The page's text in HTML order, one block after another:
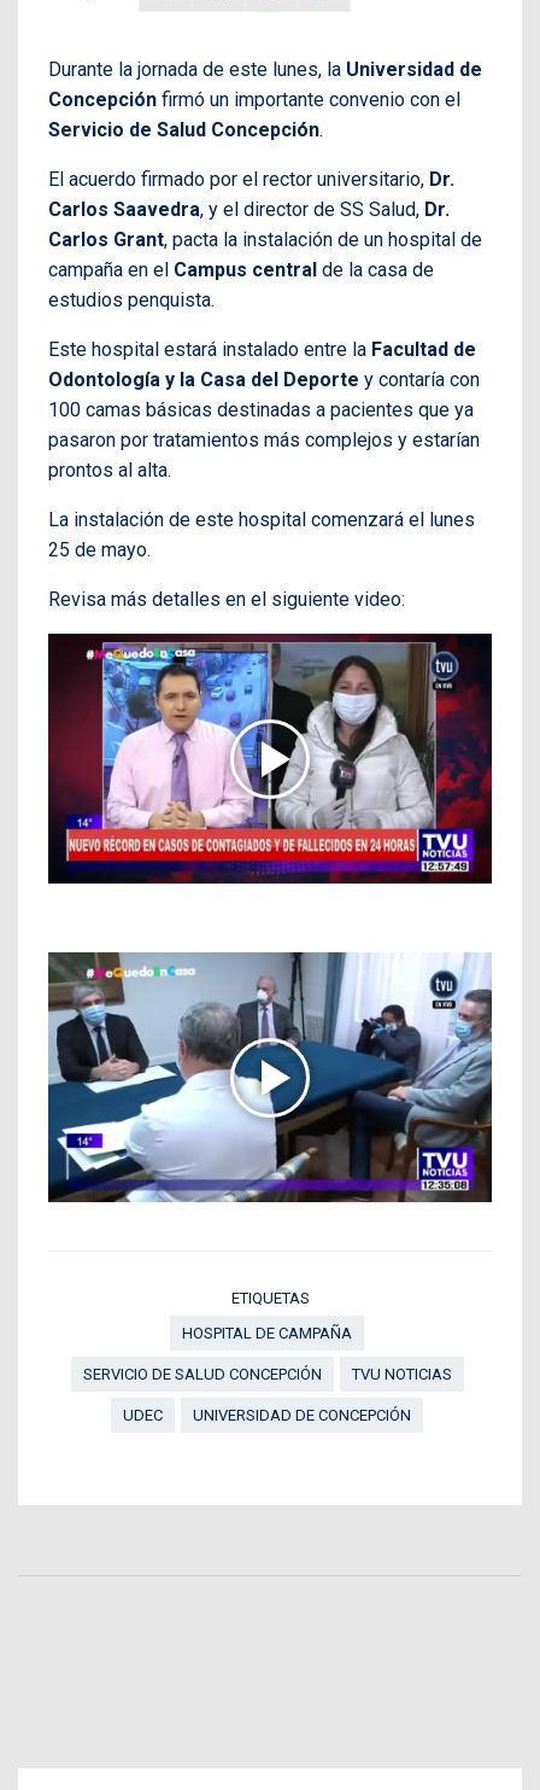
Durante la jornada de este lunes, la Universidad de
Concepción firmó un importante convenio con el
Servicio de Salud Concepción.
El acuerdo firmado por el rector universitario, Dr.
Carlos Saavedra, y el director de SS Salud, Dr.
Carlos Grant, pacta la instalación de un hospital de
campaña en el Campus central de la casa de
estudios penquista.
Este hospital estará instalado entre la Facultad de
Odontología y la Casa del Deporte y contaría con
100 camas básicas destinadas a pacientes que ya
pasaron por tratamientos más complejos y estarían
prontos al alta.
La instalación de este hospital comenzará el lunes
25 de mayo.
Revisa más detalles en el siguiente video:
ETIQUETAS
HOSPITAL DE CAMPAÑA
SERVICIO DE SALUD CONCEPCIÓN TVU NOTICIAS
UDEC UNIVERSIDAD DE CONCEPCIÓN